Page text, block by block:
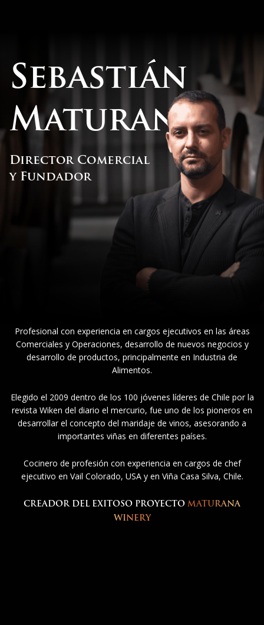
Sebastián
Maturana
Director Comercial
y Fundador
Profesional con experiencia en cargos ejecutivos en las áreas
Comerciales y Operaciones, desarrollo de nuevos negocios y
desarrollo de productos, principalmente en Industria de
Alimentos.
Elegido el 2009 dentro de los 100 jóvenes líderes de Chile por la
revista Wiken del diario el mercurio, fue uno de los pioneros en
desarrollar el concepto del maridaje de vinos, asesorando a
importantes viñas en diferentes países.
Cocinero de profesión con experiencia en cargos de chef
ejecutivo en Vail Colorado, USA y en Viña Casa Silva, Chile.
CREADOR DEL EXITOSO PROYECTO MATURANA
WINERY